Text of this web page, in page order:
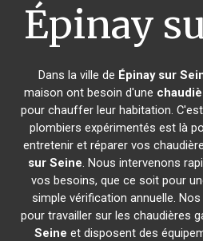
Épinay
Dans la ville de Épinay sur
maison ont besoin d'une
pour chauffer leur habitation.
plombiers expérimentés est là
entretenir et réparer vos
sur Seine. Nous intervenons
vos besoins, que ce soit pour
simple vérification annuelle.
pour travailler sur les chaudières
Seine et disposent des